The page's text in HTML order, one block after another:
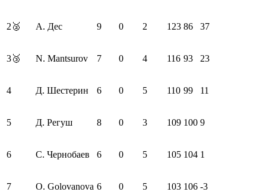
2 🥈 А. Дес 9 0 2 123 86 37
3🥉 N. Mantsurov 7 0 4 116 93 23
4 Д. Шестерин 6 0 5 110 99 11
5 Д. Регуш 8 0 3 109 100 9
6 С. Чернобаев 6 0 5 105 104 1
7 O. Golovanova 6 0 5 103 106 -3